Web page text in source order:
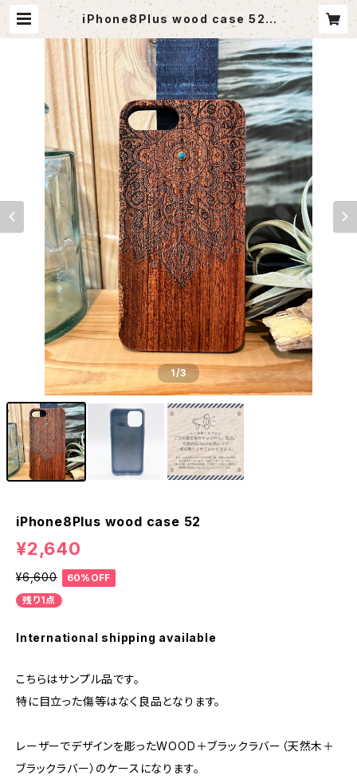
iPhone8Plus wood case 52 |
agoutlet
1/3
iPhone8Plus wood case 52
¥2,640
¥6,600
60%OFF
残り1点
International shipping available
こちらはサンプル品です。
特に目立った傷等はなく良品となります。
レーザーでデザインを彫ったWOOD＋ブラックラバー（天然木＋
ブラックラバー）のケースになります。